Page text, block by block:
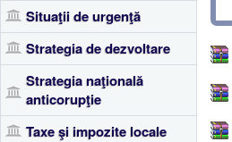
Situaţii de urgenţă
Strategia de dezvoltare
Strategia naţională
anticorupţie
Taxe şi impozite locale